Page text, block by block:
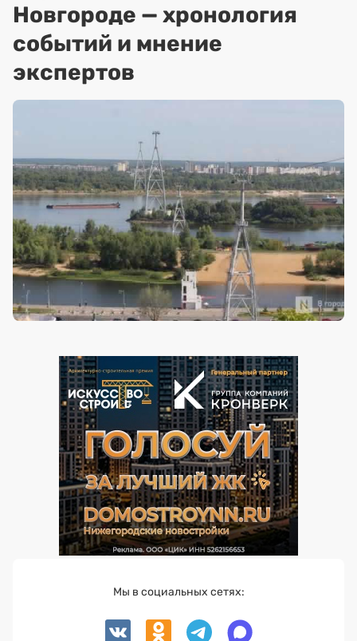
Новгороде — хронология
событий и мнение
экспертов
Мы в социальных сетях: